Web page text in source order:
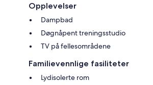
Opplevelser
Dampbad
Døgnåpent treningsstudio
TV på fellesområdene
Familievennlige fasiliteter
Lydisolerte rom